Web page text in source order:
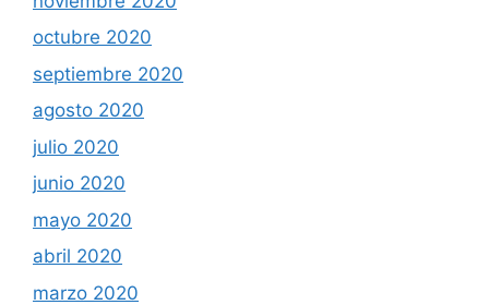
octubre 2020
septiembre 2020
agosto 2020
julio 2020
junio 2020
mayo 2020
abril 2020
marzo 2020